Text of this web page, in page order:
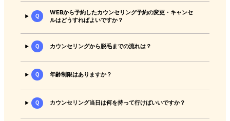
Ｑ
WEBから予約したカウンセリング予約の変更・キャンセ
ルはどうすればよいですか？
Ｑ カウンセリングから脱毛までの流れは？
Ｑ 年齢制限はありますか？
Ｑ カウンセリング当日は何を持って行けばいいですか？